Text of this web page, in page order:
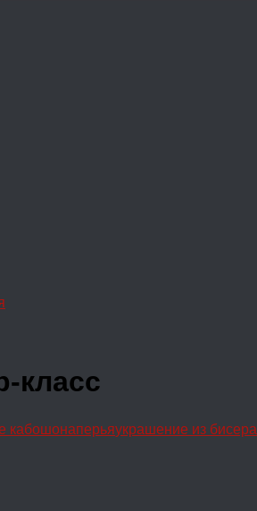
класс
кабошонаперьяукрашение из бисера